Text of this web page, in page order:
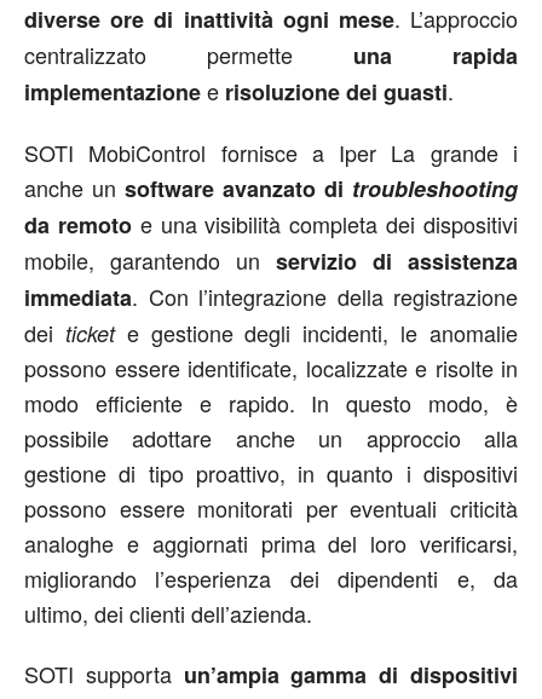
diverse ore di inattività ogni mese. L’approccio
centralizzato permette una rapida
implementazionee risoluzione dei guasti.
SOTI MobiControl fornisce a Iper La grande i
anche un software avanzato di troubleshooting
da remotoe una visibilità completa dei dispositivi
mobile, garantendo un servizio di assistenza
immediata. Con l’integrazione della registrazione
dei tickete gestione degli incidenti, le anomalie
possono essere identificate, localizzate e risolte in
modo efficiente e rapido. In questo modo, è
possibile adottare anche un approccio alla
gestione di tipo proattivo, in quanto i dispositivi
possono essere monitorati per eventuali criticità
analoghe e aggiornati prima del loro verificarsi,
migliorando l’esperienza dei dipendenti e, da
ultimo, dei clienti dell’azienda.
SOTI supporta un’ampia gamma di dispositivi